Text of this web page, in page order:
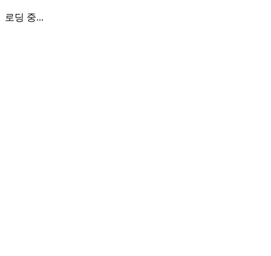
로딩 중...